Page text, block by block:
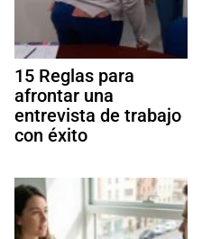
15 Reglas para
afrontar una
entrevista de trabajo
con éxito